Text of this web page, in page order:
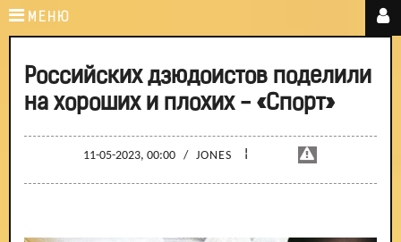
МЕНЮ
Российских дзюдоистов поделили
на хороших и плохих - «Спорт»
11-05-2023, 00:00 / JONES ¦